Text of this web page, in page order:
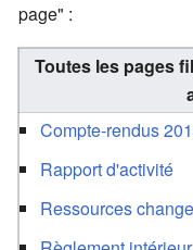
page" :
Toutes les pages
Compte-rendus
Rapport d'activité
Ressources